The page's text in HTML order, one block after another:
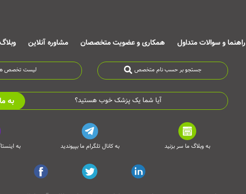
راهنما و سوالات متداول همکاری و عضویت متخصصان مشاوره آنلاین وبلاگ
جستجو بر حسب نام متخصص لیست تخصص
آیا شما یک پزشک خوب هستید؟ به
به وبلاگ ما سر بزنید به کانال تلگرام ما بپیوندید به